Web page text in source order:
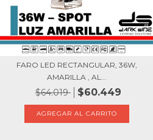
FARO LED RECTANGULAR, 36W,
AMARILLA , AL...
$64.019 $60.449